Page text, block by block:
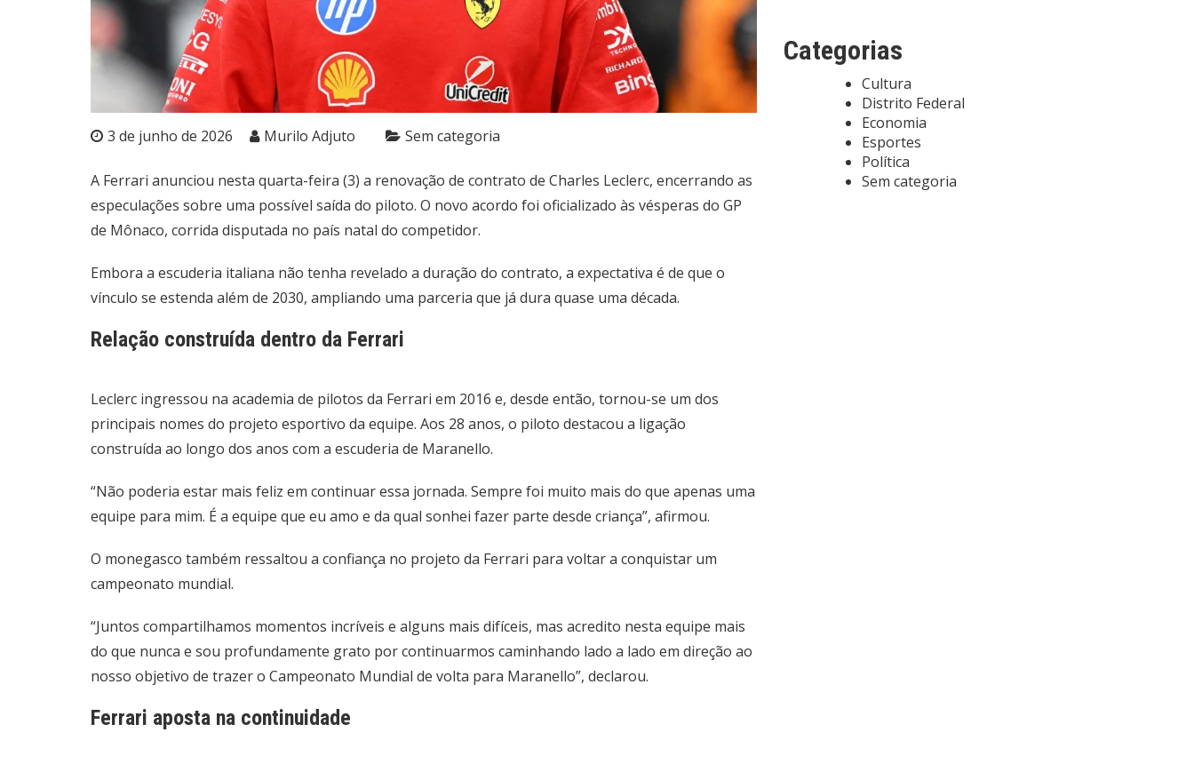
3 de junho de 2026 Murilo Adjuto Sem categoria
A Ferrari anunciou nesta quarta-feira (3) a renovação de contrato de Charles Leclerc, encerrando as
especulações sobre uma possível saída do piloto. O novo acordo foi oficializado às vésperas do GP
de Mônaco, corrida disputada no país natal do competidor.
Embora a escuderia italiana não tenha revelado a duração do contrato, a expectativa é de que o
vínculo se estenda além de 2030, ampliando uma parceria que já dura quase uma década.
Relação construída dentro da Ferrari
Leclerc ingressou na academia de pilotos da Ferrari em 2016 e, desde então, tornou-se um dos
principais nomes do projeto esportivo da equipe. Aos 28 anos, o piloto destacou a ligação
construída ao longo dos anos com a escuderia de Maranello.
“Não poderia estar mais feliz em continuar essa jornada. Sempre foi muito mais do que apenas uma
equipe para mim. É a equipe que eu amo e da qual sonhei fazer parte desde criança”, afirmou.
O monegasco também ressaltou a confiança no projeto da Ferrari para voltar a conquistar um
campeonato mundial.
“Juntos compartilhamos momentos incríveis e alguns mais difíceis, mas acredito nesta equipe mais
do que nunca e sou profundamente grato por continuarmos caminhando lado a lado em direção ao
nosso objetivo de trazer o Campeonato Mundial de volta para Maranello”, declarou.
Ferrari aposta na continuidade
Categorias
Cultura
Distrito Federal
Economia
Esportes
Política
Sem categoria